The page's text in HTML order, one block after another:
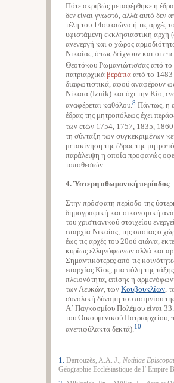
Πότε ακριβώς μεταφέρθηκε η
δεν είναι γνωστό, αλλά αυτό δεν
τέλη του 14ου αιώνα ή τις αρχές
υφιστάμενη εκκλησιαστική αρχή
ανενεργή και ο χώρος
Νικαίας, όπως δείχνουν και οι
Θεοτόκου Ρωμανιώτισσας από
πατριαρχικά βεράτια από το 1483
διαφωτιστικά, αφού αναφέρουν
Νίκαια (Iznik) και όχι την Κίο,
αναφέρεται καθόλου.8 Πάντως, η
έδρας της μητροπόλεως έχει
των ετών 1754, 1757, 1835, 1860
τη σύνταξη των συγκεκριμένων
μετακίνηση της έδρας της
παράλειψη η οποία προφανώς
τοποθεσιών.
4. Ύστερη οθωμανική περίοδος
Στην πρόσφατη περίοδο της
δημογραφική και οικονομική
του χριστιανικού στοιχείου
επαρχία Νικαίας, της οποίας ο
έως τις αρχές του 20ού αιώνα,
κυρίως ελληνόφωνων αλλά και
Σημαντικότερες από τις
επαρχίας Κίος, μια πόλη της
πλειονότητα, επίσης η
των Λευκών, των Κουβουκλίων ,
συνολική δύναμη του ποιμνίου
Α΄ Παγκοσμίου Πολέμου είναι
του Οικουμενικού Πατριαρχείου,
ανεπιφύλακτα δεκτά).10
1. Darrouzès, A.A. J., Notitiae
Géographie Ecclésiastique de l’ Empire